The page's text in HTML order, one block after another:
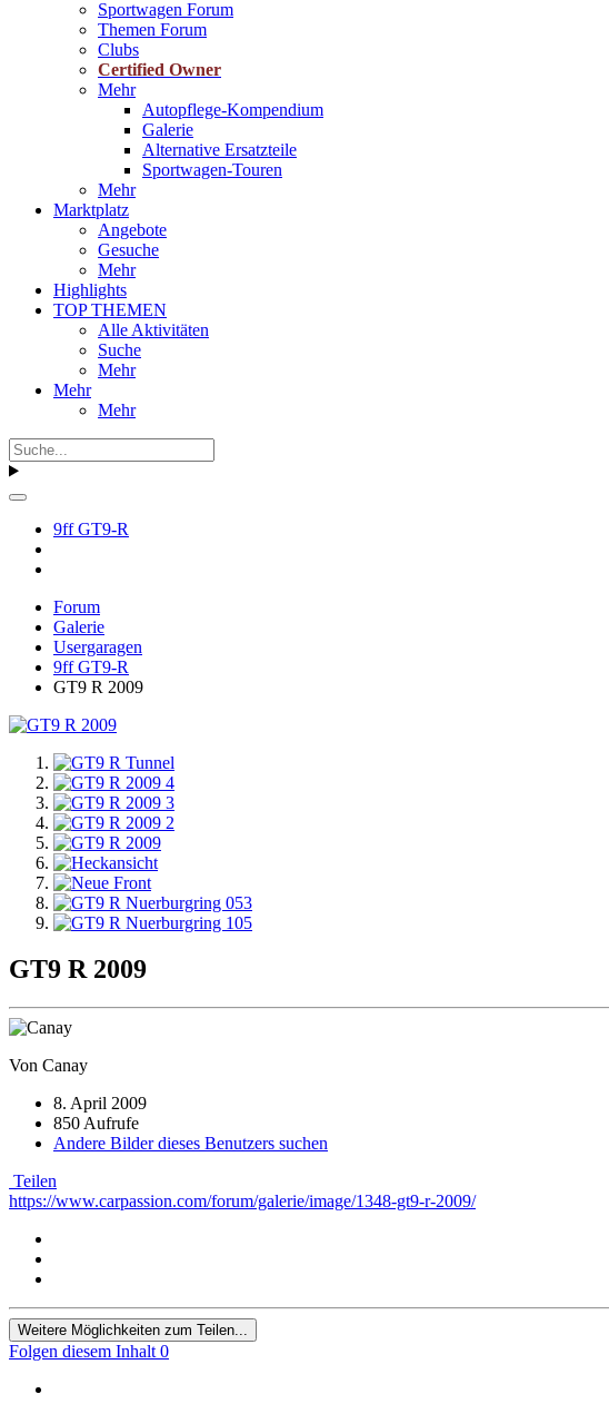
Sportwagen Forum
Themen Forum
Clubs
Certified Owner
Mehr
Autopflege-Kompendium
Galerie
Alternative Ersatzteile
Sportwagen-Touren
Mehr
Marktplatz
Angebote
Gesuche
Mehr
Highlights
TOP THEMEN
Alle Aktivitäten
Suche
Mehr
Mehr
Mehr
9ff GT9-R
Forum
Galerie
Usergaragen
9ff GT9-R
GT9 R 2009
GT9 R 2009
Von Canay
8. April 2009
850 Aufrufe
Andere Bilder dieses Benutzers suchen
Teilen
https://www.carpassion.com/forum/galerie/image/1348-gt9-r-2009/
Weitere Möglichkeiten zum Teilen...
Folgen diesem Inhalt 0